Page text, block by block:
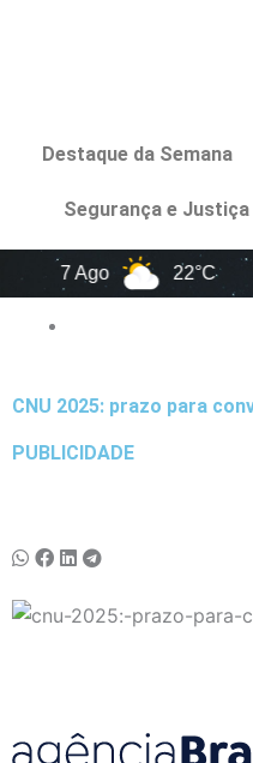
Destaque da Semana
Segurança e Justiça
22°C
CNU 2025: prazo para
PUBLICIDADE